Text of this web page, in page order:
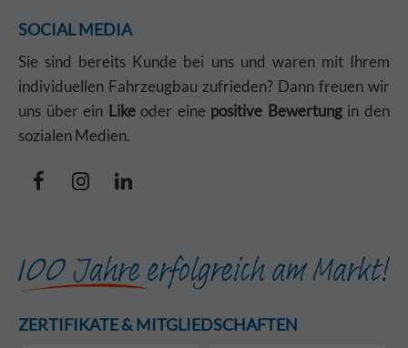
SOCIAL MEDIA
Sie sind bereits Kunde bei uns und waren mit Ihrem
individuellen Fahrzeugbau zufrieden? Dann freuen wir
uns über ein Likeoder eine positive Bewertungin den
sozialen Medien.
ZERTIFIKATE & MITGLIEDSCHAFTEN